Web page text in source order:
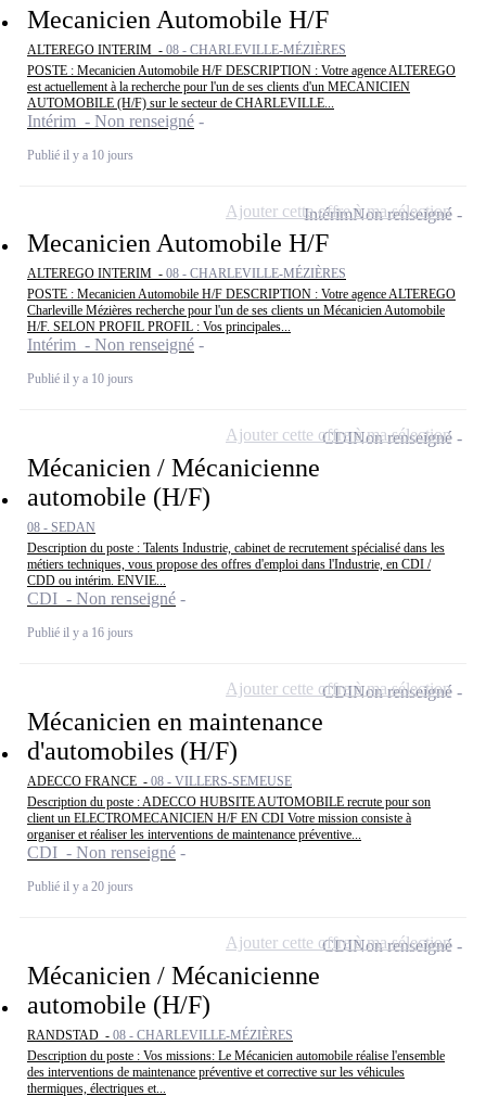
Mecanicien Automobile H/F
ALTEREGO INTERIM - 08 - CHARLEVILLE-MÉZIÈRES
POSTE : Mecanicien Automobile H/F DESCRIPTION : Votre agence ALTEREGO
est actuellement à la recherche pour l'un de ses clients d'un MECANICIEN
AUTOMOBILE (H/F) sur le secteur de CHARLEVILLE...
Intérim - Non renseigné
Publié il y a 10 jours
Mecanicien Automobile H/F
ALTEREGO INTERIM - 08 - CHARLEVILLE-MÉZIÈRES
POSTE : Mecanicien Automobile H/F DESCRIPTION : Votre agence ALTEREGO
Charleville Mézières recherche pour l'un de ses clients un Mécanicien Automobile
H/F. SELON PROFIL PROFIL : Vos principales...
Intérim - Non renseigné
Publié il y a 10 jours
IntérimNon renseigné
Ajouter cette offre à ma sélection
Mécanicien / Mécanicienne
automobile (H/F)
08 - SEDAN
Description du poste : Talents Industrie, cabinet de recrutement spécialisé dans les
métiers techniques, vous propose des offres d'emploi dans l'Industrie, en CDI /
CDD ou intérim. ENVIE...
CDI - Non renseigné
Publié il y a 16 jours
CDINon renseigné
Ajouter cette offre à ma sélection
Mécanicien en maintenance
d'automobiles (H/F)
ADECCO FRANCE - 08 - VILLERS-SEMEUSE
Description du poste : ADECCO HUBSITE AUTOMOBILE recrute pour son
client un ELECTROMECANICIEN H/F EN CDI Votre mission consiste à
organiser et réaliser les interventions de maintenance préventive...
CDI - Non renseigné
Publié il y a 20 jours
CDINon renseigné
Ajouter cette offre à ma sélection
Mécanicien / Mécanicienne
automobile (H/F)
RANDSTAD - 08 - CHARLEVILLE-MÉZIÈRES
Description du poste : Vos missions: Le Mécanicien automobile réalise l'ensemble
des interventions de maintenance préventive et corrective sur les véhicules
thermiques, électriques et...
CDINon renseigné
Ajouter cette offre à ma sélection